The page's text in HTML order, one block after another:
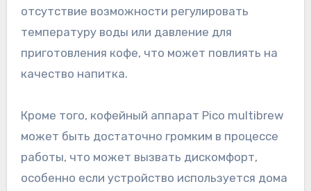
отсутствие возможности регулировать
температуру воды или давление для
приготовления кофе, что может повлиять на
качество напитка.
Кроме того, кофейный аппарат Pico multibrew
может быть достаточно громким в процессе
работы, что может вызвать дискомфорт,
особенно если устройство используется дома